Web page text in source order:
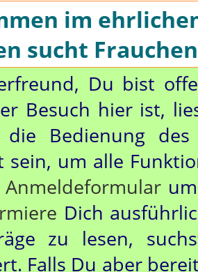
im
sucht
Du bist
Besuch hier ist,
Bedienung des
sein, um alle
Anmeldeformularum
Dich
zu lesen,
Falls Du aber